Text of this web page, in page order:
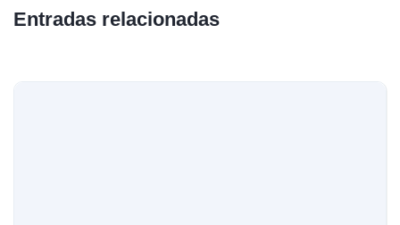
Entradas relacionadas